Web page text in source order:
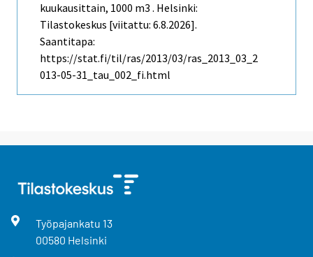
kuukausittain, 1000 m3 . Helsinki:
Tilastokeskus [viitattu: 6.8.2026].
Saantitapa:
https://stat.fi/til/ras/2013/03/ras_2013_03_2
013-05-31_tau_002_fi.html
Työpajankatu 13
00580 Helsinki